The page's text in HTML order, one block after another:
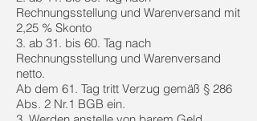
Rechnungsstellung und Warenversand mit
2,25 % Skonto
3. ab 31. bis 60. Tag nach
Rechnungsstellung und Warenversand
netto.
Ab dem 61. Tag tritt Verzug gemäß § 286
Abs. 2 Nr.1 BGB ein.